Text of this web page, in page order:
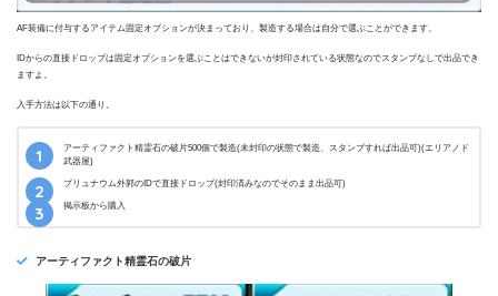
AF装備に付与するアイテム固定オプションが決まっており、製造する場合は自分で選ぶことができます。
IDからの直接ドロップは固定オプションを選ぶことはできないが封印されている状態なのでスタンプなしで出品でき
ますよ。
入手方法は以下の通り。
アーティファクト精霊石の破片500個で製造(未封印の状態で製造、スタンプすれば出品可)(エリアノド
武器屋)
プリュナウム外郭のIDで直接ドロップ(封印済みなのでそのまま出品可)
掲示板から購入
アーティファクト精霊石の破片